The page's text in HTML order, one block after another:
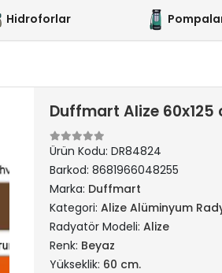
Hidroforlar
Duffmart Alize
Ürün Kodu: DR84824
Barkod: 8681966048255
Marka: Duffmart
Kategori: Alize Alüminyum
Radyatör Modeli: Alize
Renk: Beyaz
Yükseklik: 60 cm.